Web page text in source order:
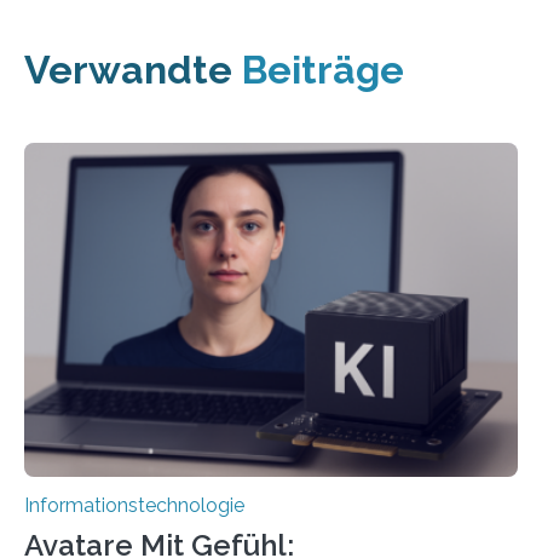
Verwandte Beiträge
Informationstechnologie
Avatare Mit Gefühl: